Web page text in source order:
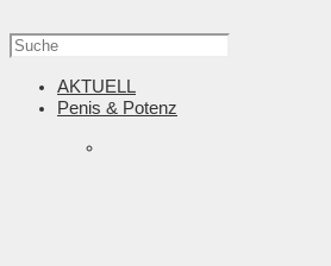
AKTUELL
Penis & Potenz